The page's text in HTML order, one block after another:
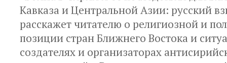
Кавказа и Центральной Азии: русский
расскажет читателю о религиозной и
позиции стран Ближнего Востока и
создателях и организаторах